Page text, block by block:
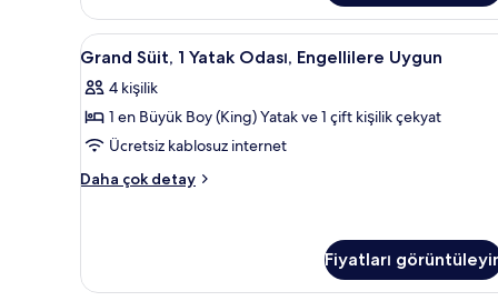
fotoğrafları
görün
Büyük
(King)
Boy
hakkında
daha
fazla
detay
Grand
Süit,
1
Yatak
Odası,
Engellilere
fotoğrafları
Kaliteli yatak takımı, odada
4
Grand Süit, 1 Yatak Odası, Engellilere Uygun
4 kişilik
1 en Büyük Boy (King) Yatak ve 1 çift kişilik çekyat
Ücretsiz kablosuz internet
Daha çok detay
Grand
Engellilere
Fiyatları